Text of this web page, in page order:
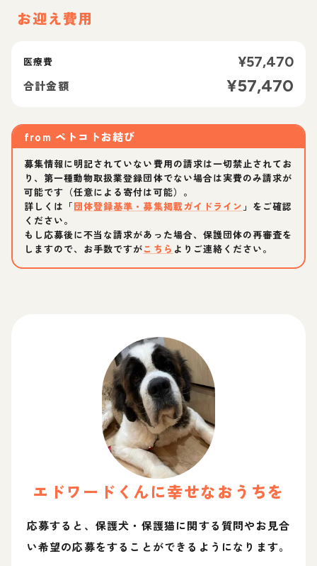
お迎え費用
医療費 ¥57,470
合計金額 ¥57,470
from ペトコトお結び
募集情報に明記されていない費用の請求は一切禁止されてお
り、第一種動物取扱業登録団体でない場合は実費のみ請求が
可能です（任意による寄付は可能）。
詳しくは「団体登録基準・募集掲載ガイドライン 」をご確認
ください。
もし応募後に不当な請求があった場合、保護団体の再審査を
しますので、お手数ですがこちら よりご連絡ください。
エドワード くんに幸せなおうちを
応募すると、保護犬・保護猫に関する質問やお見合
い希望の応募をすることができるようになります。